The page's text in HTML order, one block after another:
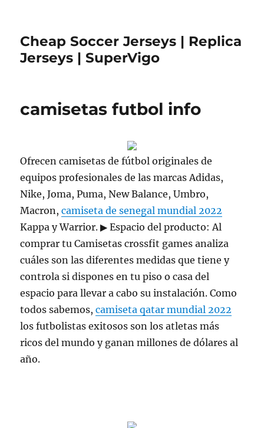
Cheap Soccer Jerseys | Replica
Jerseys | SuperVigo
camisetas futbol info
Ofrecen camisetas de fútbol originales de
equipos profesionales de las marcas Adidas,
Nike, Joma, Puma, New Balance, Umbro,
Macron,camiseta de senegal mundial 2022
Kappa y Warrior. ▶ Espacio del producto: Al
comprar tu Camisetas crossfit games analiza
cuáles son las diferentes medidas que tiene y
controla si dispones en tu piso o casa del
espacio para llevar a cabo su instalación. Como
todos sabemos,camiseta qatar mundial 2022
los futbolistas exitosos son los atletas más
ricos del mundo y ganan millones de dólares al
año.